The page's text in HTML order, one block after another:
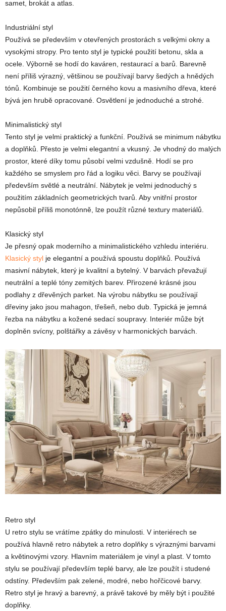
samet, brokát a atlas.
Industriální styl
Používá se především v otevřených prostorách s velkými okny a
vysokými stropy. Pro tento styl je typické použití betonu, skla a
ocele. Výborně se hodí do kaváren, restaurací a barů. Barevně
není příliš výrazný, většinou se používají barvy šedých a hnědých
tónů. Kombinuje se použití černého kovu a masivního dřeva, které
bývá jen hrubě opracované. Osvětlení je jednoduché a strohé.
Minimalistický styl
Tento styl je velmi praktický a funkční. Používá se minimum nábytku
a doplňků. Přesto je velmi elegantní a vkusný. Je vhodný do malých
prostor, které díky tomu působí velmi vzdušně. Hodí se pro
každého se smyslem pro řád a logiku věci. Barvy se používají
především světlé a neutrální. Nábytek je velmi jednoduchý s
použitím základních geometrických tvarů. Aby vnitřní prostor
nepůsobil příliš monotónně, lze použít různé textury materiálů.
Klasický styl
Je přesný opak moderního a minimalistického vzhledu interiéru.
Klasický styl je elegantní a používá spoustu doplňků. Používá
masivní nábytek, který je kvalitní a bytelný. V barvách převažují
neutrální a teplé tóny zemitých barev. Přirozené krásné jsou
podlahy z dřevěných parket. Na výrobu nábytku se používají
dřeviny jako jsou mahagon, třešeň, nebo dub. Typická je jemná
řezba na nábytku a kožené sedací soupravy. Interiér může být
doplněn svícny, polštářky a závěsy v harmonických barvách.
Retro styl
U retro stylu se vrátíme zpátky do minulosti. V interiérech se
používá hlavně retro nábytek a retro doplňky s výraznými barvami
a květinovými vzory. Hlavním materiálem je vinyl a plast. V tomto
stylu se používají především teplé barvy, ale lze použít i studené
odstíny. Především pak zelené, modré, nebo hořčicové barvy.
Retro styl je hravý a barevný, a právě takové by měly být i použité
doplňky.